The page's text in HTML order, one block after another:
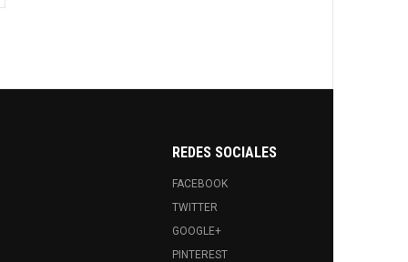
REDES SOCIALES
FACEBOOK
TWITTER
GOOGLE+
PINTEREST